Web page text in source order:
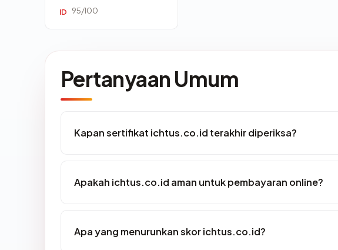
ID 95/100
Pertanyaan Umum
Kapan sertifikat ichtus.co.id terakhir diperiksa?
Apakah ichtus.co.id aman untuk pembayaran online?
Apa yang menurunkan skor ichtus.co.id?